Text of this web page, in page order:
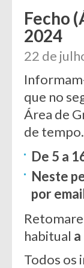
Fecho
2024
22 de
que no
Área de
de tempo.
De 5 a
Neste
por
habitual
Todos os